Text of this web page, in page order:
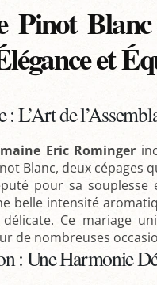
Pinot
et
L’Art de
Eric Rominger
Blanc, deux cépages
pour sa
belle intensité
Ce mariage
de nombreuses
: Une Harmonie